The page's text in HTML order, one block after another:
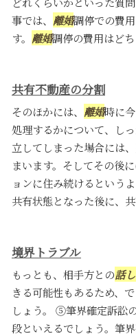
事では、 離婚調停での費
す。 離婚調停の費用はど
共有不動産の分割
そのほかには、 離婚時に
処理するかについて、し
立してしまった場合には
まいます。そしてその後
ョンに住み続けるという
共有状態となった後に、
境界トラブル
もっとも、相手方との話
きる可能性もあるため、
しょう。 ⑤筆界確定訴訟
段といえるでしょう。筆